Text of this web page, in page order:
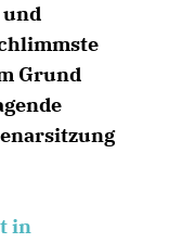
Grund
in